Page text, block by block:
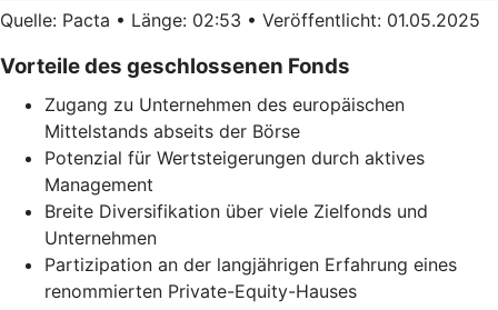
Quelle: Pacta • Länge: 02:53 • Veröffentlicht: 01.05.2025
Vorteile des geschlossenen Fonds
Zugang zu Unternehmen des europäischen
Mittelstands abseits der Börse
Potenzial für Wertsteigerungen durch aktives
Management
Breite Diversifikation über viele Zielfonds und
Unternehmen
Partizipation an der langjährigen Erfahrung eines
renommierten Private-Equity-Hauses